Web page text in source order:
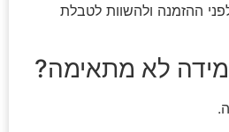
ההזמנה ולהשוות לטבלת
לא מתאימה?